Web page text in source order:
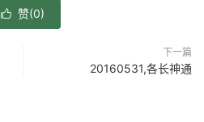
 赞(0)
下一篇
20160531,各长神通